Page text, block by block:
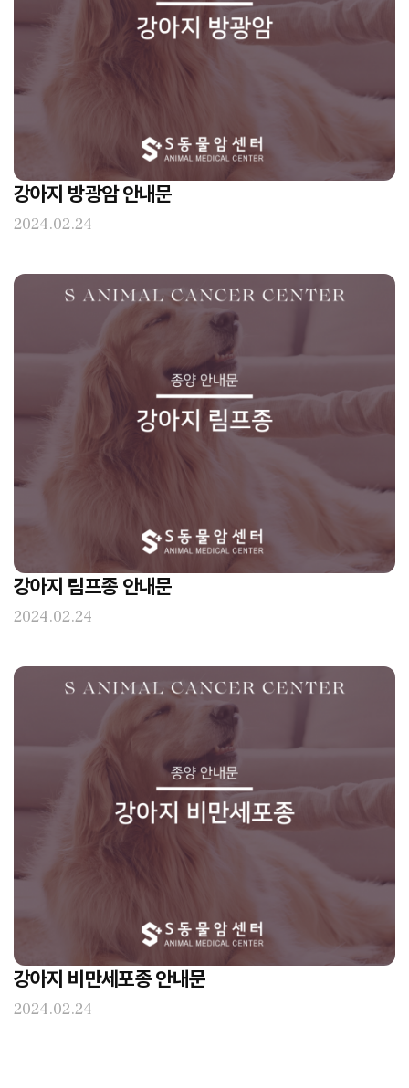
강아지 방광암 안내문
2024.02.24
강아지 림프종 안내문
2024.02.24
강아지 비만세포종 안내문
2024.02.24